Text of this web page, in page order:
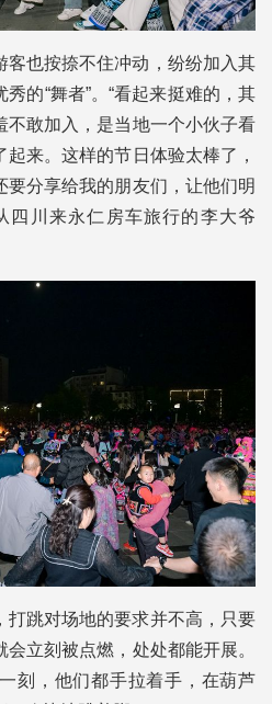
客也按捺不住冲动，纷纷加入其
的“舞者”。“看起来挺难的，其
不敢加入，是当地一个小伙子看
来。这样的节日体验太棒了，
分享给我的朋友们，让他们明
四川来永仁房车旅行的李大爷
打跳对场地的要求并不高，只要
立刻被点燃，处处都能开展。
刻，他们都手拉着手，在葫芦